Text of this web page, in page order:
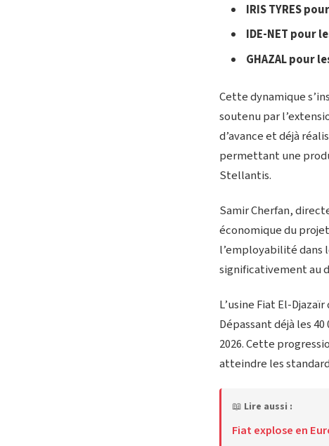
IRIS TYRES
IDE-NET pour
GHAZAL pour
Cette dynamique
soutenu par
d’avance et déjà
permettant une
Stellantis.
Samir Cherfan,
économique du
l’employabilité dans
significativement au
L’usine Fiat El-
Dépassant déjà les
2026. Cette
atteindre les
📖 Lire aussi :
Fiat explose en